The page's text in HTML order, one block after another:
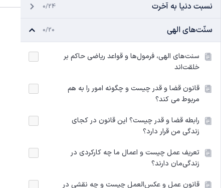
نسبت دنیا به آخرت 0/24
سنّت‌های الهی 0/20
سنت‌های الهی، فرمول‌ها و قواعد ریاضی حاکم بر
خلقت‌اند
قانون قضا و قدر چیست و چگونه امور را به هم
مربوط می کند؟
رابطه قضا و قدر چیست؟ این قانون در کجای
زندگی من قرار دارد؟
تعریف عمل چیست و اعمال ما چه کارکردی در
زندگی‌مان دارند؟
قانون عمل و عکس‌العمل چیست و چه نقشی در